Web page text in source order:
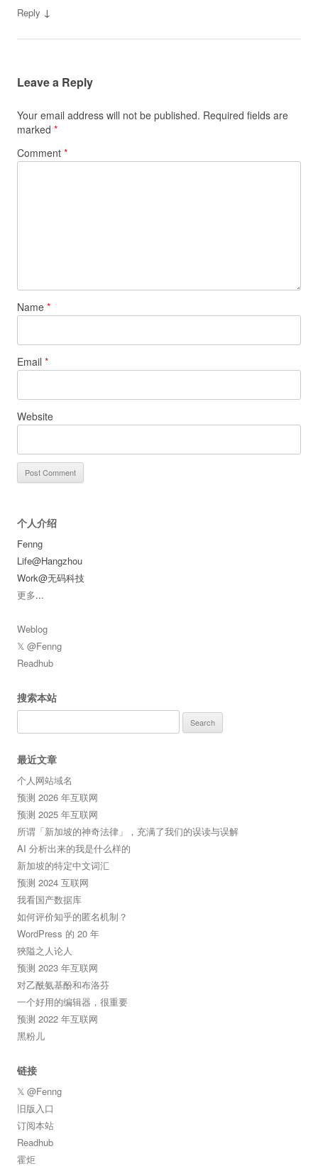
Reply ↓
Leave a Reply
Your email address will not be published. Required fields are
marked *
Comment *
Name *
Email *
Website
个人介绍
Fenng
Life@Hangzhou
Work@无码科技
更多...
Weblog
𝕏 @Fenng
Readhub
搜索本站
for:
最近文章
个人网站域名
预测 2026 年互联网
预测 2025 年互联网
所谓「新加坡的神奇法律」，充满了我们的误读与误解
AI 分析出来的我是什么样的
新加坡的特定中文词汇
预测 2024 互联网
我看国产数据库
如何评价知乎的匿名机制？
WordPress 的 20 年
狹隘之人论人
预测 2023 年互联网
对乙酰氨基酚和布洛芬
一个好用的编辑器，很重要
预测 2022 年互联网
黑粉儿
链接
𝕏 @Fenng
旧版入口
订阅本站
Readhub
霍炬